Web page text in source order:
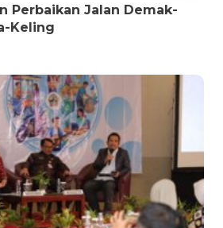
Perbaikan Jalan Demak-
Keling